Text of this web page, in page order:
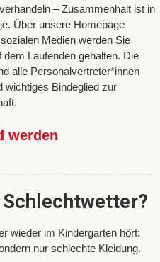
– Zusammenhalt ist in
Über unsere Homepage
Medien werden Sie
Laufenden gehalten. Die
alle Personalvertreter*innen
wichtiges Bindeglied zur
werden
wieder im Kindergarten hört:
nur schlechte Kleidung.